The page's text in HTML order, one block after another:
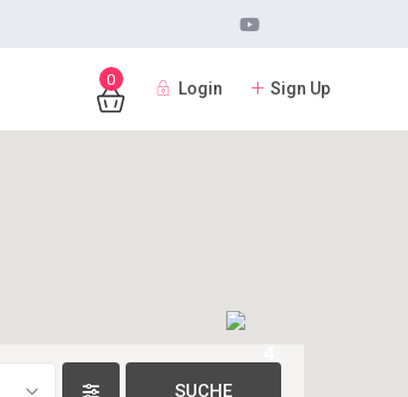
0 Login Sign Up